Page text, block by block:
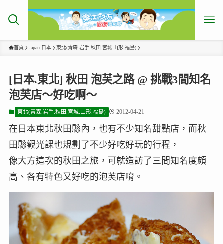
首頁 Japan 日本 東北(青森.岩手.秋田.宮城.山形.福島)
[日本.東北] 秋田 泡芙之路 @ 挑戰3間知名
泡芙店～好吃啊～
東北(青森.岩手.秋田.宮城.山形.福島) 2012-04-21
在日本東北秋田縣內，也有不少知名甜點店，而秋
田縣觀光課也規劃了不少好吃好玩的行程，
像大方這次的秋田之旅，可就造訪了三間知名度頗
高、各有特色又好吃的泡芙店唷。